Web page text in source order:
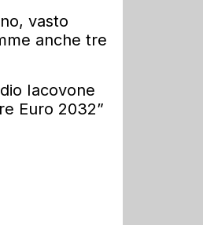
vasto
anche tre
Iacovone
Euro 2032”